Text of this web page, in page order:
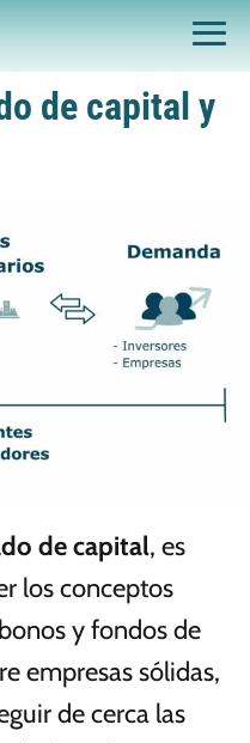
de capital y
de capital, es
los conceptos
y fondos de
empresas sólidas,
de cerca las